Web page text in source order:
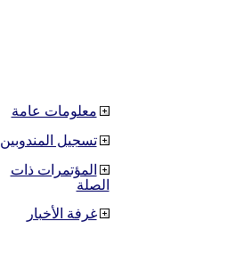
معلومات عامة
تسجيل المندوبين
المؤتمرات ذات
الصلة
غرفة الأخبار